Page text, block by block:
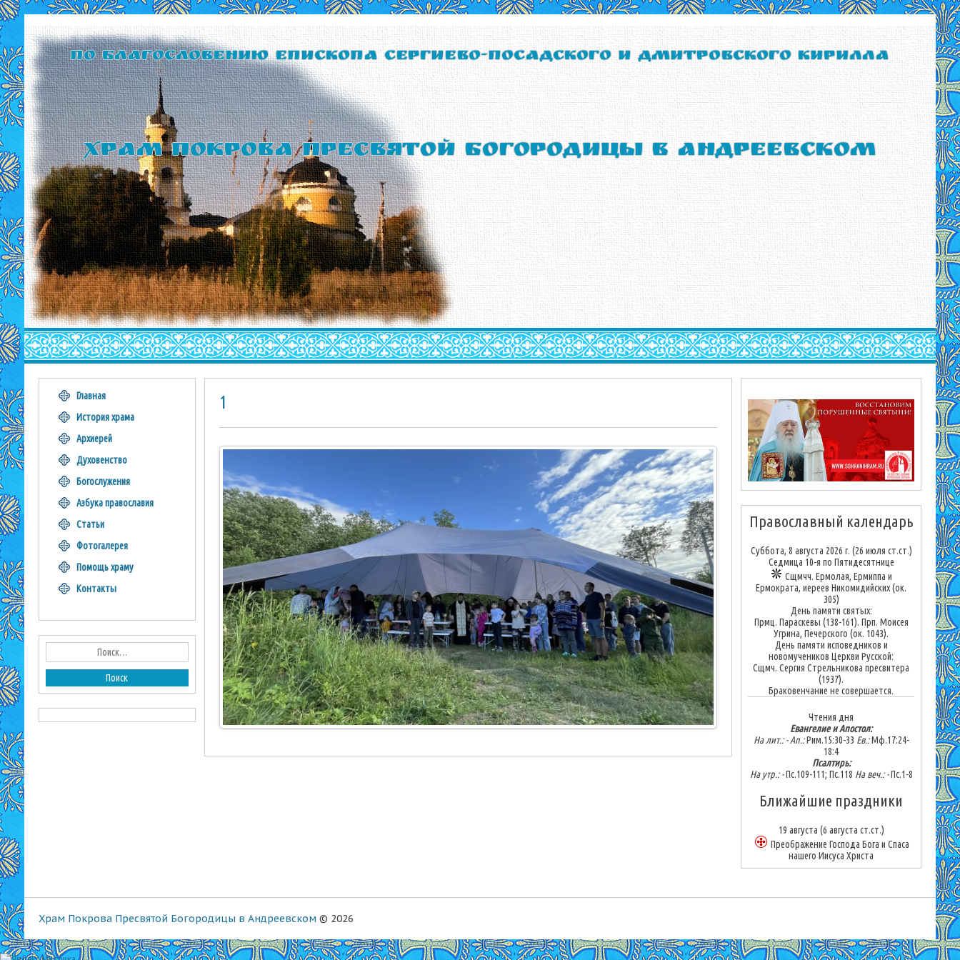
По благословению Епископа Сергиево-Посадского и Дмитровского Кирилла
Храм Покрова Пресвятой Богородицы в Андреевском
1
Православный календарь
Суббота, 8 августа 2026 г. (26 июля ст.ст.)
Седмица 10-я по Пятидесятнице
Сщмчч. Ермолая, Ермиппа и
Ермократа, иереев Никомидийских (ок.
305)
День памяти святых:
Прмц. Параскевы (138-161). Прп. Моисея
Угрина, Печерского (ок. 1043).
День памяти исповедников и
новомучеников Церкви Русской:
Сщмч. Сергия Стрельникова пресвитера
(1937).
Браковенчание не совершается.
Чтения дня
Евангелие и Апостол:
На лит.: -Ап.:Рим.15:30-33 Ев.:Мф.17:24-
18:4
Псалтирь:
На утр.: -Пс.109-111; Пс.118 На веч.: -Пс.1-8
Ближайшие праздники
19 августа (6 августа ст.ст.)
Преображение Господа Бога и Спаса
нашего Иисуса Христа
Главная
История храма
Архиерей
Духовенство
Богослужения
Азбука православия
Статьи
Фотогалерея
Помощь храму
Контакты
Храм Покрова Пресвятой Богородицы в Андреевском © 2026